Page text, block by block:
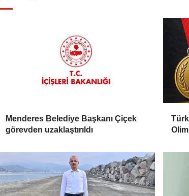
Menderes Belediye Başkanı Çiçek
görevden uzaklaştırıldı